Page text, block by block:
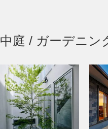
中庭 / ガーデニン